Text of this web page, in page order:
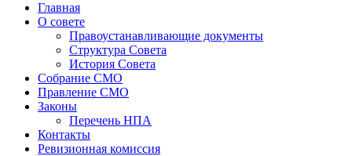
Главная
О совете
Правоустанавливающие документы
Структура Совета
История Совета
Собрание СМО
Правление СМО
Законы
Перечень НПА
Контакты
Ревизионная комиссия